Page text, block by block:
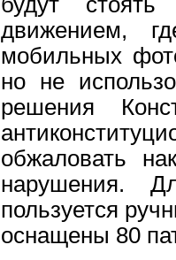
движением,
мобильных
но не
решения
обжаловать
нарушения.
пользуется
оснащены 80